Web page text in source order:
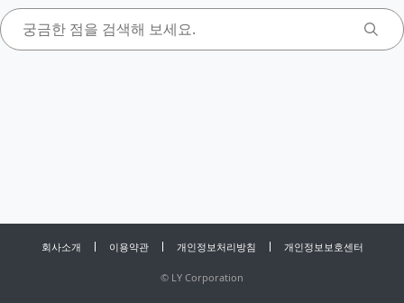
회사소개 이용약관 개인정보처리방침 개인정보보호센터
© LY Corporation